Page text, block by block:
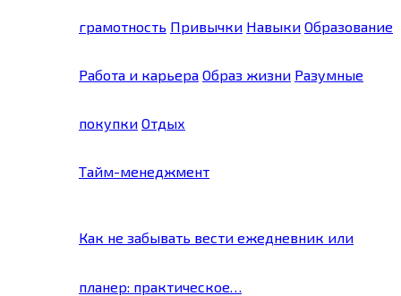
грамотность Привычки Навыки Образование
Работа и карьера Образ жизни Разумные
покупки Отдых
Тайм-менеджмент
Как не забывать вести ежедневник или
планер: практическое…